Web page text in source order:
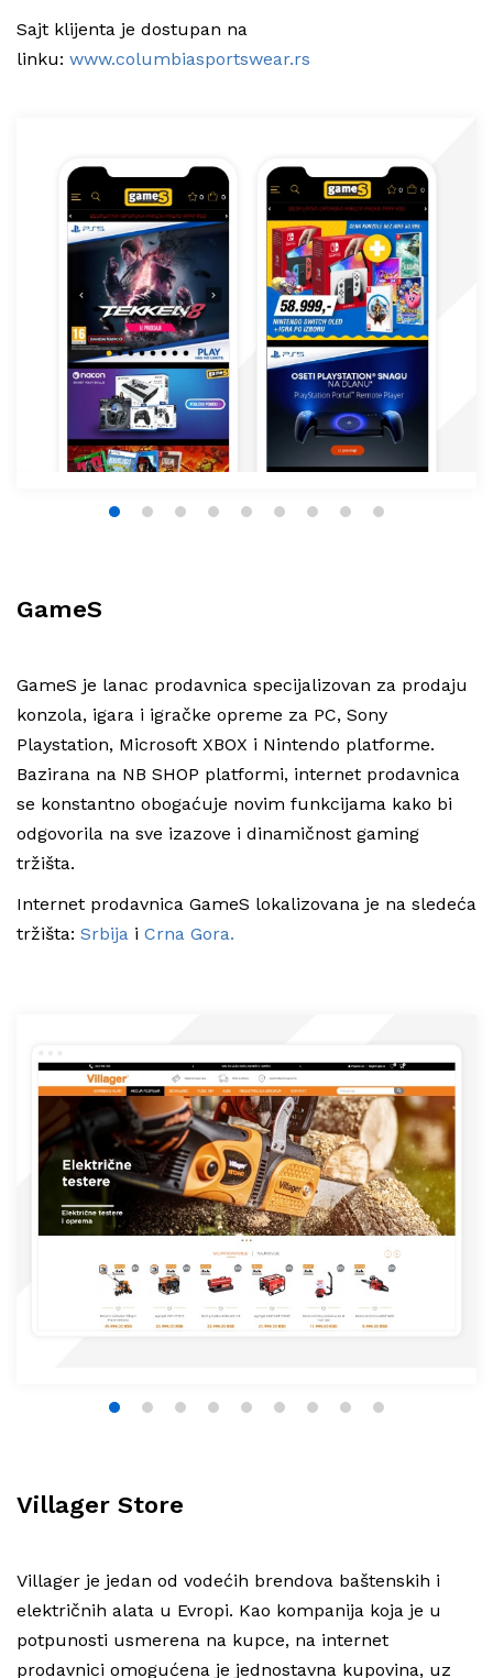
Sajt klijenta je dostupan na
linku: www.columbiasportswear.rs
1 2 3 4 5 6 7 8 9
GameS
GameS je lanac prodavnica specijalizovan za prodaju
konzola, igara i igračke opreme za PC, Sony
Playstation, Microsoft XBOX i Nintendo platforme.
Bazirana na NB SHOP platformi, internet prodavnica
se konstantno obogaćuje novim funkcijama kako bi
odgovorila na sve izazove i dinamičnost gaming
tržišta.
Internet prodavnica GameS lokalizovana je na sledeća
tržišta: Srbija i Crna Gora.
1 2 3 4 5 6 7 8 9
Villager Store
Villager je jedan od vodećih brendova baštenskih i
električnih alata u Evropi. Kao kompanija koja je u
potpunosti usmerena na kupce, na internet
prodavnici omogućena je jednostavna kupovina, uz